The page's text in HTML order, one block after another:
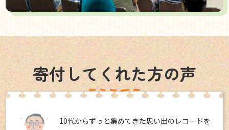
寄付してくれた方の声
10代からずっと集めてきた思い出のレコードを